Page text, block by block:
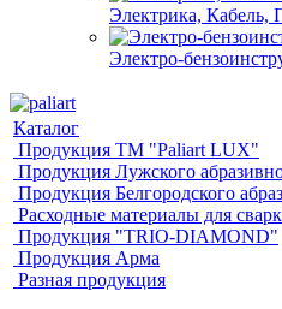
Электрика, Кабель,
Электро-
Каталог
Продукция ТМ "Paliart LUX"
Продукция Лужского
Продукция Белгородского
Расходные материалы для
Продукция "TRIO-DIAMOND"
Продукция Арма
Разная продукция